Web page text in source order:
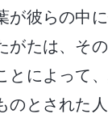
が彼らの中
たは、そ
とによって
とされた